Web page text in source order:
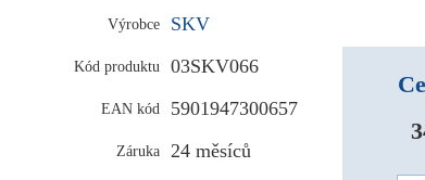
Výrobce SKV
Kód produktu 03SKV066
EAN kód 5901947300657
Záruka 24 měsíců